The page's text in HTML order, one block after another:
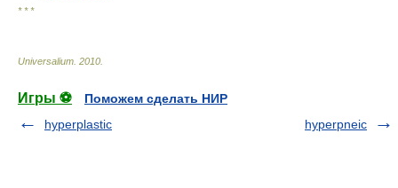
* * *
Universalium 2010
Игры ⚽
Поможем сделать НИР
hyperplastic
hyperpneic